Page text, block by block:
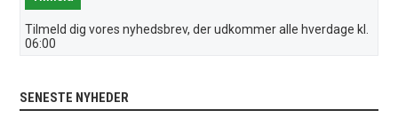
Tilmeld dig vores nyhedsbrev, der udkommer alle hverdage kl.
06:00
SENESTE NYHEDER